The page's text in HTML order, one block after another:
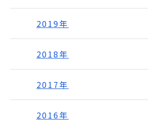
2019年
2018年
2017年
2016年